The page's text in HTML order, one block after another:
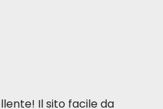
Il sito facile da